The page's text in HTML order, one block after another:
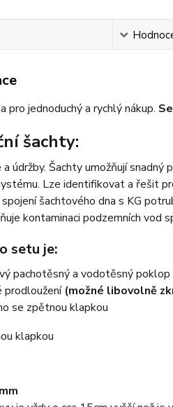
pro jednoduchý a rychlý nákup.
šachty:
údržby. Šachty umožňují
Lze identifikovat a řešit
šachtového dna s KG
kontaminaci podzemních vod
setu je:
pachotěsný a vodotěsný
prodloužení (možné libovolně
se zpětnou klapkou